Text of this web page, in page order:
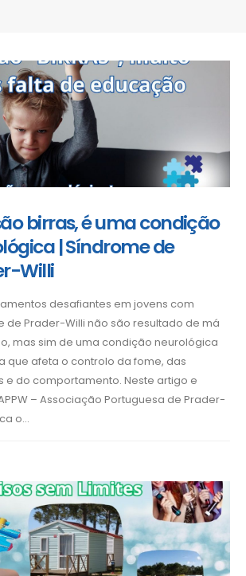
birras, é uma condição
| Síndrome de
Willi
desafiantes em jovens com
de Prader-Willi não são resultado de má
mas sim de uma condição neurológica
que afeta o controlo da fome, das
e do comportamento. Neste artigo e
– Associação Portuguesa de Prader-
o...